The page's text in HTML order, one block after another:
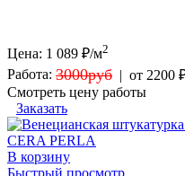
Цена: 1 089 ₽/м2
Работа: 3000руб | от 2200
Смотреть цену работы
Заказать
В корзину
Быстрый просмотр